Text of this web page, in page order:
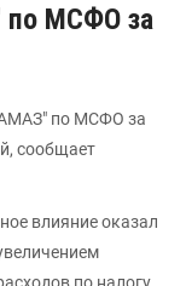
по МСФО за
по МСФО за
сообщает
влияние оказал
по налогу